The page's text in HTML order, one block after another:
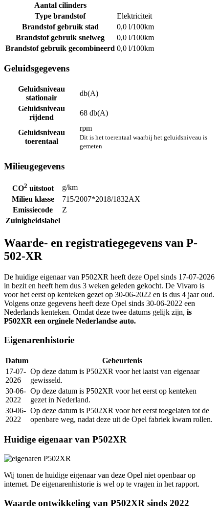
Aantal cilinders
Type brandstof
Elektriciteit
Brandstof gebruik stad
0,0 l/100km
Brandstof gebruik snelweg
0,0 l/100km
Brandstof gebruik gecombineerd 0,0 l/100km
Geluidsgegevens
Geluidsniveau
stationair
db(A)
Geluidsniveau
rijdend
68 db(A)
Geluidsniveau
toerentaal
rpm
Dit is het toerentaal waarbij het geluidsniveau is
gemeten
Milieugegevens
CO2 uitstoot
g/km
Milieu klasse
715/2007*2018/1832AX
Emissiecode
Z
Zuinigheidslabel
Waarde- en registratiegegevens van P-
502-XR
De huidige eigenaar van P502XR heeft deze Opel sinds 17-07-2026
in bezit en heeft hem dus 3 weken geleden gekocht. De Vivaro is
voor het eerst op kenteken gezet op 30-06-2022 en is dus 4 jaar oud.
Volgens onze gegevens heeft deze Opel sinds 30-06-2022 een
Nederlands kenteken. Omdat deze twee datums gelijk zijn, is
P502XR een orginele Nederlandse auto.
Eigenarenhistorie
Datum
Gebeurtenis
17-07-
2026
Op deze datum is P502XR voor het laatst van eigenaar
gewisseld.
30-06-
2022
Op deze datum is P502XR voor het eerst op kenteken
gezet in Nederland.
30-06-
2022
Op deze datum is P502XR voor het eerst toegelaten tot de
openbare weg, nadat deze uit de Opel fabriek kwam rollen.
Huidige eigenaar van P502XR
Wij tonen de huidige eigenaar van deze Opel niet openbaar op
internet. De eigenarenhistorie is wel op te vragen in het rapport.
Waarde ontwikkeling van P502XR sinds 2022